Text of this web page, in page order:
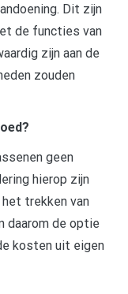
Dit zijn
de functies van
zijn aan de
zouden
geen
hierop zijn
trekken van
daarom de optie
kosten uit eigen